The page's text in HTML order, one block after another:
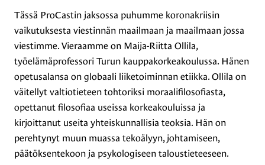
Tässä ProCastin jaksossa puhumme koronakriisin
vaikutuksesta viestinnän maailmaan ja maailmaan jossa
viestimme. Vieraamme on Maija-Riitta Ollila,
työelämäprofessori Turun kauppakorkeakoulussa. Hänen
opetusalansa on globaali liiketoiminnan etiikka. Ollila on
väitellyt valtiotieteen tohtoriksi moraalifilosofiasta,
opettanut filosofiaa useissa korkeakouluissa ja
kirjoittanut useita yhteiskunnallisia teoksia. Hän on
perehtynyt muun muassa tekoälyyn, johtamiseen,
päätöksentekoon ja psykologiseen taloustieteeseen.